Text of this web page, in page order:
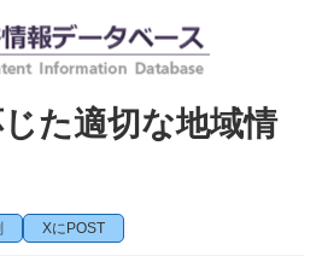
た適切な地域情
XにPOST